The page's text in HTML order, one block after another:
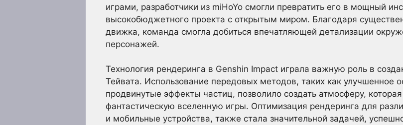
играми, разработчики из miHoYo смогли превратить его в мощный
высокобюджетного проекта с открытым миром. Благодаря
движка, команда смогла добиться впечатляющей детализации
персонажей.
Технология рендеринга в Genshin Impact играла важную роль в
Тейвата. Использование передовых методов, таких как улучшенное
продвинутые эффекты частиц, позволило создать атмосферу,
фантастическую вселенную игры. Оптимизация рендеринга для
и мобильные устройства, также стала значительной задачей,